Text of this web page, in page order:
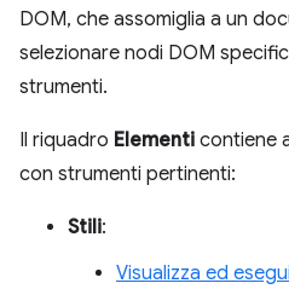
DOM, che assomiglia a un
selezionare nodi DOM
strumenti.
Il riquadro Elementi contiene
con strumenti pertinenti:
Stili:
Visualizza ed